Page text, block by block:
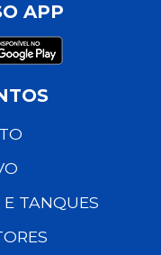
APP
TANQUES